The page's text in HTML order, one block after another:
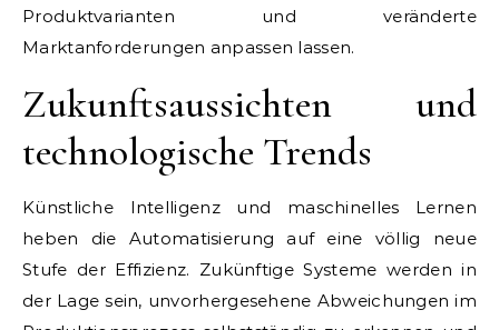
Produktvarianten und veränderte
Marktanforderungen anpassen lassen.
Zukunftsaussichten und
technologische Trends
Künstliche Intelligenz und maschinelles Lernen
heben die Automatisierung auf eine völlig neue
Stufe der Effizienz. Zukünftige Systeme werden in
der Lage sein, unvorhergesehene Abweichungen im